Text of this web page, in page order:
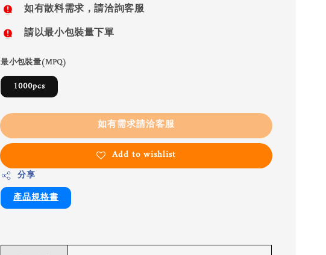
如有散料需求，請洽詢客服
請以最小包裝量下單
最小包裝量(MPQ)
1000pcs
如有需求請洽客服
Add to wishlist
分享
產品規格書